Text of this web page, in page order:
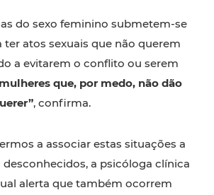
do sexo feminino submetem-se
ter atos sexuais que não querem
a evitarem o conflito ou serem
que, por medo, não dão
, confirma.
a associar estas situações a
a psicóloga clínica
alerta que também ocorrem